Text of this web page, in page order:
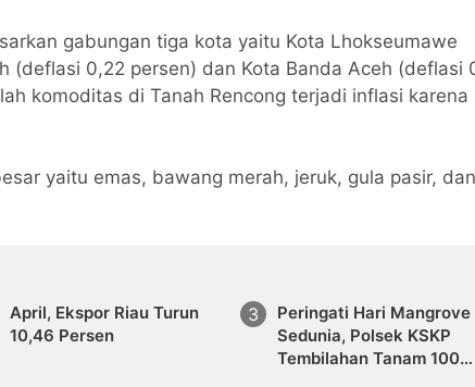
gabungan tiga kota yaitu Kota Lhokseumawe
(deflasi 0,22 persen) dan Kota Banda Aceh (deflasi
komoditas di Tanah Rencong terjadi inflasi karena
yaitu emas, bawang merah, jeruk, gula pasir, dan
April, Ekspor Riau Turun
10,46 Persen
Peringati Hari Mangrove
Sedunia, Polsek KSKP
Tembilahan Tanam 100